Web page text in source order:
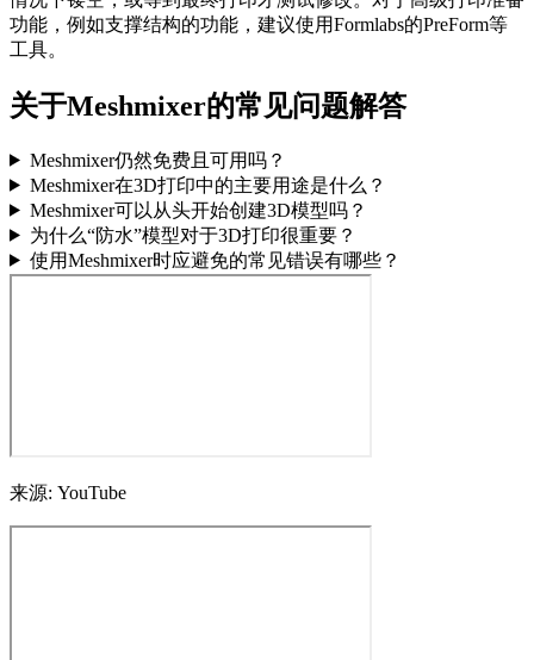
功能，例如支撑结构的功能，建议使用Formlabs的PreForm等
工具。
关于Meshmixer的常见问题解答
Meshmixer仍然免费且可用吗？
Meshmixer在3D打印中的主要用途是什么？
Meshmixer可以从头开始创建3D模型吗？
为什么“防水”模型对于3D打印很重要？
使用Meshmixer时应避免的常见错误有哪些？
来源: YouTube